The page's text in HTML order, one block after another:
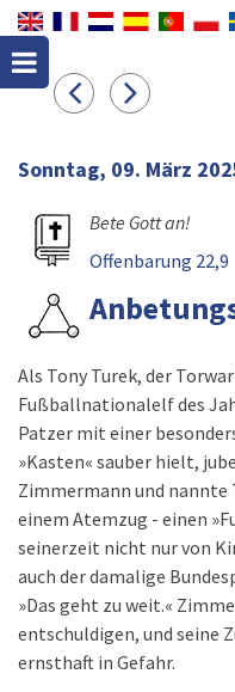
Sonntag, 09. März
Bete Gott an!
Offenbarung 22,9
Als Tony Turek, der
Fußballnationalelf des
Patzer mit einer
»Kasten« sauber hielt,
Zimmermann und nannte
einem Atemzug - einen
seinerzeit nicht nur von
auch der damalige
»Das geht zu weit.«
entschuldigen, und seine
ernsthaft in Gefahr.